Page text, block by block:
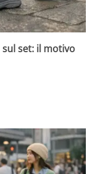
set: il motivo